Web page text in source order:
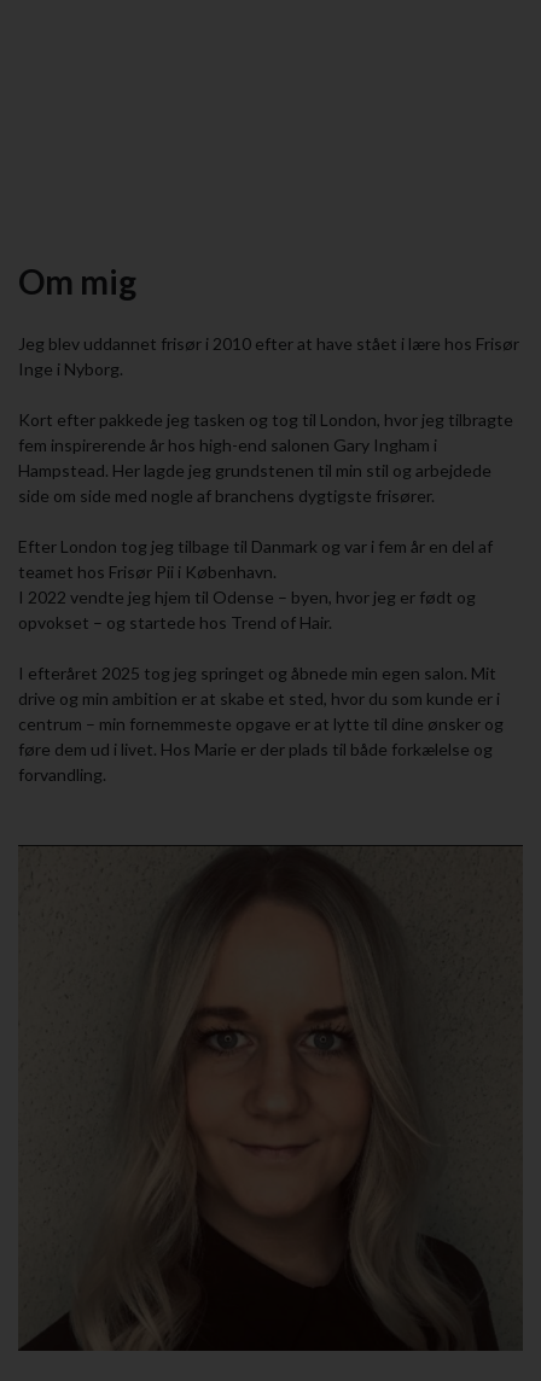
Om mig
Jeg blev uddannet frisør i 2010 efter at have stået i lære hos Frisør
Inge i Nyborg.
Kort efter pakkede jeg tasken og tog til London, hvor jeg tilbragte
fem inspirerende år hos high-end salonen Gary Ingham i
Hampstead. Her lagde jeg grundstenen til min stil og arbejdede
side om side med nogle af branchens dygtigste frisører.
Efter London tog jeg tilbage til Danmark og var i fem år en del af
teamet hos Frisør Pii i København.
I 2022 vendte jeg hjem til Odense – byen, hvor jeg er født og
opvokset – og startede hos Trend of Hair.
I efteråret 2025 tog jeg springet og åbnede min egen salon. Mit
drive og min ambition er at skabe et sted, hvor du som kunde er i
centrum – min fornemmeste opgave er at lytte til dine ønsker og
føre dem ud i livet. Hos Marie er der plads til både forkælelse og
forvandling.